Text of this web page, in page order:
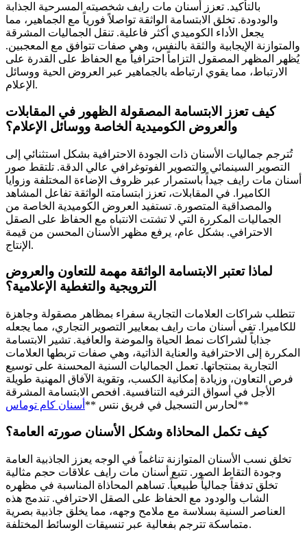
بالتأكيد. تعزز أسنان مات رايف شخصيته المسرحية الجذابة
والودودة. تخلق الابتسامة الواثقة تواصلاً فورياً مع الجماهير، مما
يجعل الأداء الكوميدي أكثر فاعلية. تنقل الجماليات المشرقة
والمتوازنة الإيجابية والثقة بالنفس، وهي صفات تتوافق مع المعجبين.
يُظهر المظهر المصقول التزاماً احترافياً مع الحفاظ على القدرة على
الارتباط، مما يقوي ارتباطه بالجماهير عبر العروض الحية ووسائل
الإعلام.
كيف تعزز الابتسامة المصقولة الظهور في المقابلات
والعروض الكوميدية الخاصة ووسائل الإعلام؟
تُترجم جماليات الأسنان ذات الجودة الاحترافية بشكل استثنائي إلى
التصوير السينمائي والتصوير الفوتوغرافي عالي الدقة. تلتقط صور
أسنان مات رايف جيداً باستمرار عبر ظروف الإضاءة المختلفة وزوايا
الكاميرا. في المقابلات، تعزز ابتسامته الواثقة تفاعل المشاهد
والمصداقية المتصورة. تستفيد العروض الكوميدية الخاصة من
الجماليات المكررة التي لا تشتت الانتباه مع الحفاظ على الصقل
الاحترافي. بشكل عام، يرفع مظهر الأسنان المحسن من قيمة
الإنتاج.
لماذا تعتبر الابتسامة الواثقة مهمة للتعاون والعروض
الترويجية والتغطية الإعلامية؟
تتطلب شراكات العلامات التجارية سفراء بمظاهر مصقولة وجاهزة
للكاميرا. تفي أسنان مات رايف بمعايير التصوير التجاري، مما يجعله
جذاباً لشراكات نمط الحياة والموضة والعافية. تشير الابتسامة
المكررة إلى الاحترافية والعناية الذاتية، وهي صفات تربطها العلامات
التجارية بمنتجاتها. تعمل الجماليات السنية المحسنة على توسيع
فرص التعاون، وزيادة إمكانية الكسب، وتقوية الآفاق المهنية طويلة
الأجل في أسواق الترفيه التنافسية. افحص الابتسامة المشرقة
لحارس التسجيل في فريق نتس ** أسنان كام توماس **
كيف تكمل المحاذاة وشكل الأسنان صورته العامة؟
تخلق نسب الأسنان المتوازنة تناغماً في الوجه يعزز الجاذبية العامة
وجودة التقاط الصور. تتبع أسنان مات رايف علاقات حجم مثالية
تخلق تدفقاً جمالياً طبيعياً. تساهم المحاذاة المناسبة في مظهره
الشاب والودود مع الحفاظ على الصقل الاحترافي. تندمج هذه
العناصر السنية بسلاسة مع ملامح وجهه، مما يخلق جاذبية بصرية
متماسكة تترجم بفعالية عبر تنسيقات الوسائط المختلفة.